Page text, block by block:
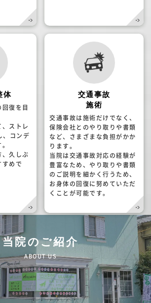
体
復を目
、ストレ
、コンデ
、久しぶ
すめで
交通事故
施術
交通事故は施術だけでなく、
保険会社とのやり取りや書類
など、さまざまな負担がかか
ります。
当院は交通事故対応の経験が
豊富なため、やり取りや書類
のご説明を細かく行うため、
お身体の回復に努めていただ
くことが可能です。
当院のご紹介
ABOUT US